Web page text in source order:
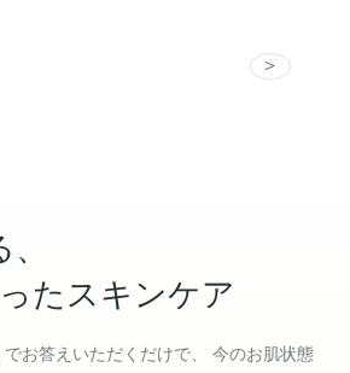
>
たスキンケア
お答えいただくだけで、 今のお肌状態